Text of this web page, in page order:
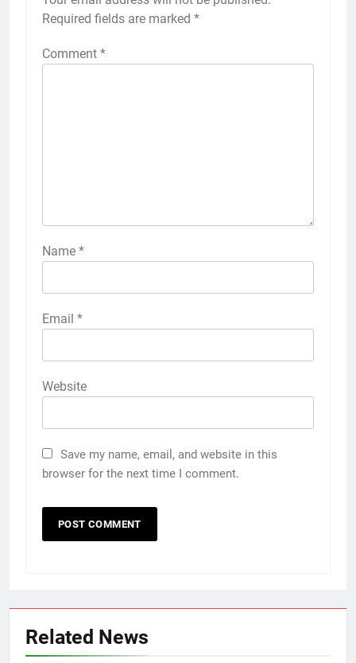
Required fields are marked *
Comment *
Name *
Email *
Website
Save my name, email, and website in this
browser for the next time I comment.
Related News